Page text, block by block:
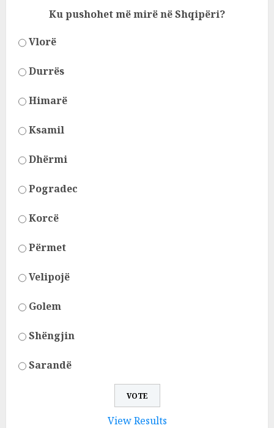
Ku pushohet më mirë në Shqipëri?
Vlorë
Durrës
Himarë
Ksamil
Dhërmi
Pogradec
Korcë
Përmet
Velipojë
Golem
Shëngjin
Sarandë
View Results